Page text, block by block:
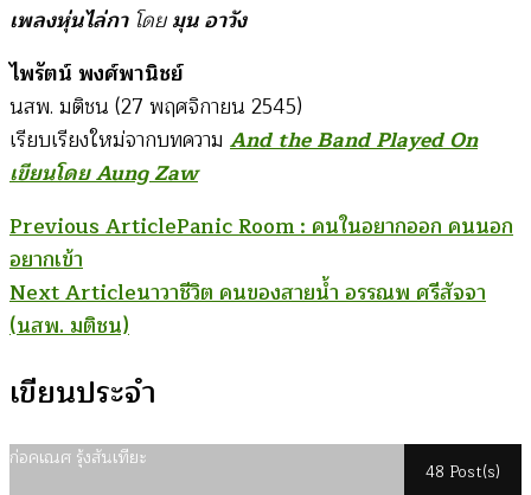
เพลงหุ่นไล่กาโดยมุน อาวัง
ไพรัตน์ พงศ์พานิชย์
นสพ. มติชน (27 พฤศจิกายน 2545)
เรียบเรียงใหม่จากบทความ And the Band Played On
เขียนโดย Aung Zaw
Post
Navigation
Previous ArticlePanic Room : คนในอยากออก คนนอก
อยากเข้า
Next Articleนาวาชีวิต คนของสายน้ำ อรรณพ ศรีสัจจา
(นสพ. มติชน)
เขียนประจำ
ก่อคเณศ รุ้งสันเทียะ
48 Post(s)